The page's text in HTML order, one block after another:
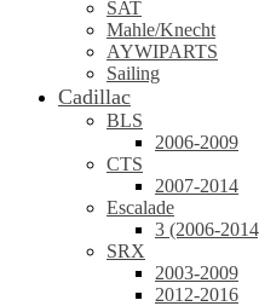
SAT
Mahle/Knecht
AYWIPARTS
Sailing
Cadillac
BLS
2006-2009
CTS
2007-2014
Escalade
3 (2006-
SRX
2003-2009
2012-2016